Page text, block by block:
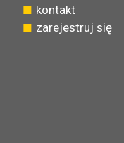
kontakt
zarejestruj się